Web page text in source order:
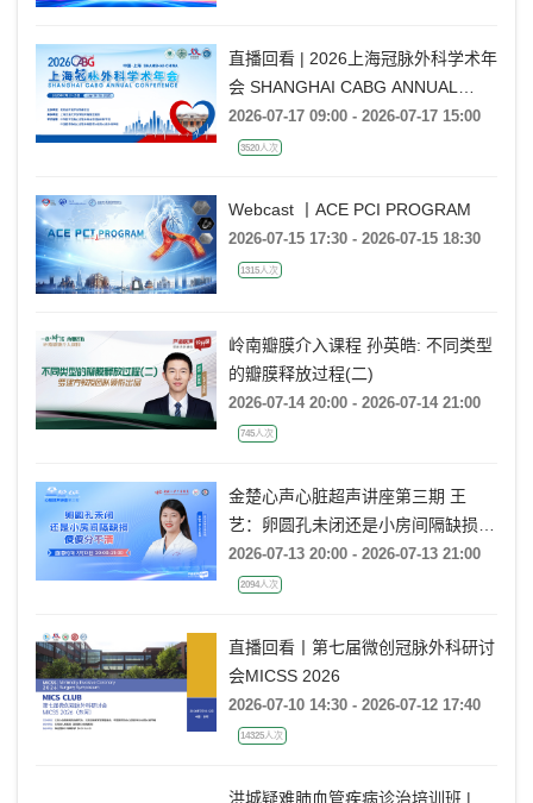
直播回看 | 2026上海冠脉外科学术年
会 SHANGHAI CABG ANNUAL
CONFERENCE
2026-07-17 09:00 - 2026-07-17 15:00
3520人次
Webcast 丨ACE PCI PROGRAM
2026-07-15 17:30 - 2026-07-15 18:30
1315人次
岭南瓣膜介入课程 孙英皓: 不同类型
的瓣膜释放过程(二)
2026-07-14 20:00 - 2026-07-14 21:00
745人次
金楚心声心脏超声讲座第三期 王
艺：卵圆孔未闭还是小房间隔缺损，
傻傻分不清
2026-07-13 20:00 - 2026-07-13 21:00
2094人次
直播回看丨第七届微创冠脉外科研讨
会MICSS 2026
2026-07-10 14:30 - 2026-07-12 17:40
14325人次
洪城疑难肺血管疾病诊治培训班 |